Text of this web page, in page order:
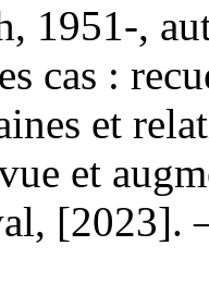
1951-,
cas :
et
et
[2023].